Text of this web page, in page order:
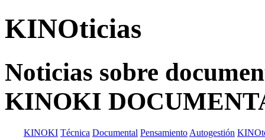
KINOticias
Noticias sobre
KINOKI
KINOKI Técnica Documental Pensamiento Autogestión